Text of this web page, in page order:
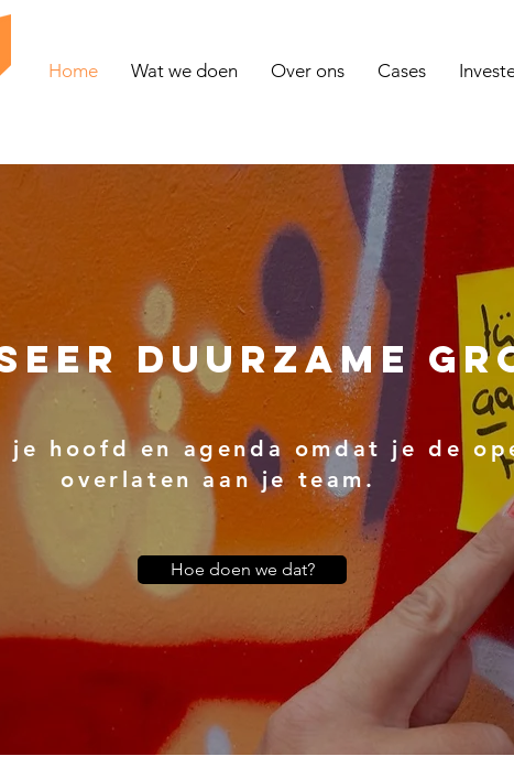
Home Wat we doen Over ons Cases
duurzame
je hoofd en agenda omdat je de
overlaten aan je team.
Hoe doen we dat?